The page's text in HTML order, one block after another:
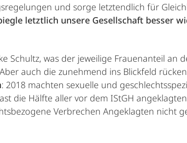
und sorge letztendlich für
letztlich unsere Gesellschaft besser
was der jeweilige Frauenanteil an
auch die zunehmend ins Blickfeld
: 2018 machten sexuelle und
die Hälfte aller vor dem IStGH
Verbrechen Angeklagten nicht